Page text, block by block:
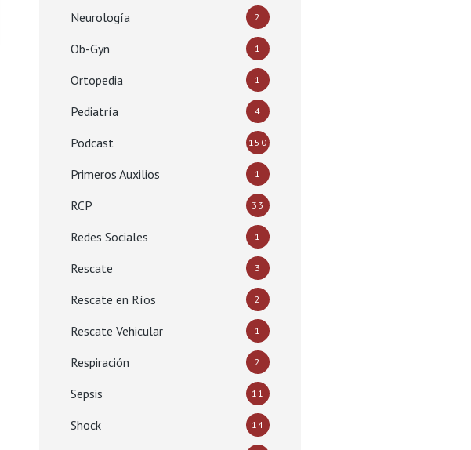
Neurología 2
Ob-Gyn 1
Ortopedia 1
Pediatría 4
Podcast 150
Primeros Auxilios 1
RCP 33
Redes Sociales 1
Rescate 3
Rescate en Ríos 2
Rescate Vehicular 1
Respiración 2
Sepsis 11
Shock 14